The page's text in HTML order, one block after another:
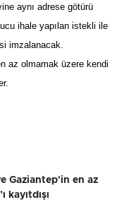
aynı adrese götürü
ihale yapılan istekli ile
imzalanacak.
az olmamak üzere kendi
Gaziantep'in en az
kayıtdışı